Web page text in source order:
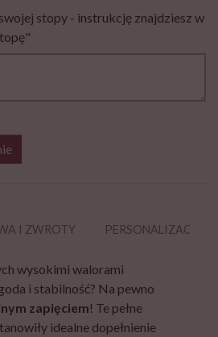
stopy - instrukcję znajdziesz w
I ZWROTY PERSONALIZACJA
wysokimi walorami
i stabilność? Na pewno
zapięciem! Te pełne
idealne dopełnienie